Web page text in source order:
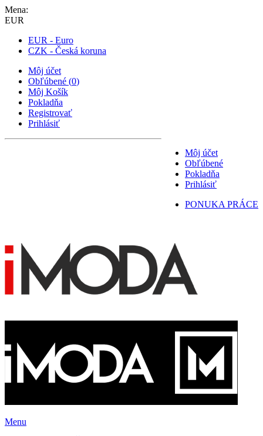
Mena:
EUR
EUR - Euro
CZK - Česká koruna
Môj účet
Obľúbené (0)
Môj Košík
Pokladňa
Registrovať
Prihlásiť
Môj účet
Obľúbené
Pokladňa
Prihlásiť
PONUKA PRÁCE
Menu